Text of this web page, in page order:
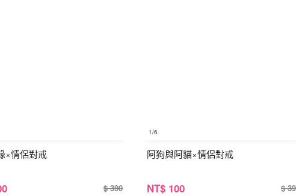
×情侶對戒
$ 390
1/6
阿狗與阿貓×情侶對戒
NT$ 100 $